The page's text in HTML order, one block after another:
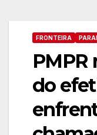
FRONTEIRA
PMPR
do